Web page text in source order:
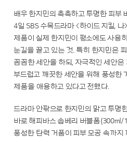
배우 한지민의 촉촉하고 투명한 피부
4일 SBS 수목드라마 <하이드 지킬,
제품이 실제 한지민이 평소에도 사용
눈길을 끌고 있는 것. 특히 한지민은
꼼꼼한 세안을 하되, 자극적인 세안은
부드럽고 깨끗한 세안을 위해 풍성한
제품을 애용하고 있다고 전했다.
드라마 안팎으로 한지민의 맑고 투명
바로 해피바스 솝베리 버블폼(300ml/
풍성한 탄력 거품이 피부 모공 속까지